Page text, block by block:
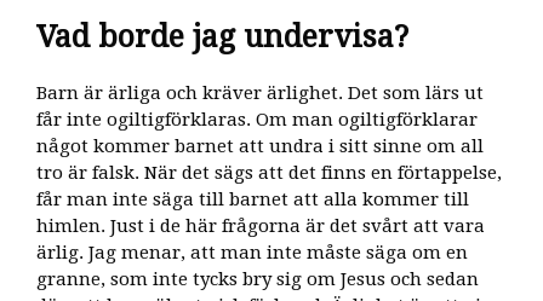
Vad borde jag undervisa?
Barn är ärliga och kräver ärlighet. Det som lärs ut
får inte ogiltigförklaras. Om man ogiltigförklarar
något kommer barnet att undra i sitt sinne om all
tro är falsk. När det sägs att det finns en förtappelse,
får man inte säga till barnet att alla kommer till
himlen. Just i de här frågorna är det svårt att vara
ärlig. Jag menar, att man inte måste säga om en
granne, som inte tycks bry sig om Jesus och sedan